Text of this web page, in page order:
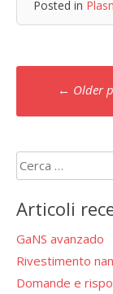
Posted in
Posts
← Older
Ricerca
per:
Articoli
GaNS avanzado
Rivestimento
Domande e